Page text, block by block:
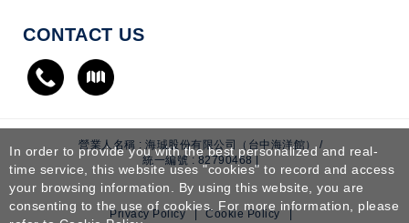
CONTACT US
營業人名稱 : 海珹股份有限公司（台中海洋館） /
統一編號 : 82790468 |
Privacy Policy | Cookie Policy |
In order to provide you with the best personalized and real-
time service, this website uses "cookies" to record and access
your browsing information. By using this website, you are
consenting to the use of cookies. For more information, please